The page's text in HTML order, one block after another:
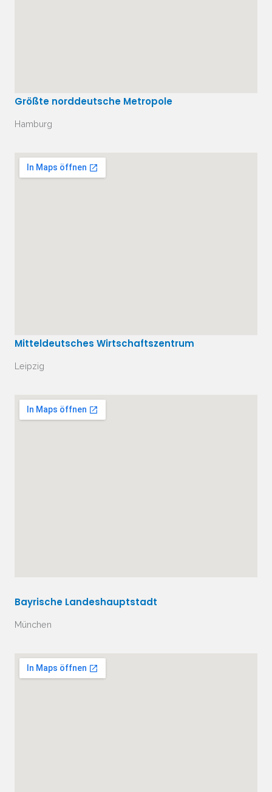
Größte norddeutsche Metropole
Hamburg
Mitteldeutsches Wirtschaftszentrum
Leipzig
Bayrische Landeshauptstadt
München